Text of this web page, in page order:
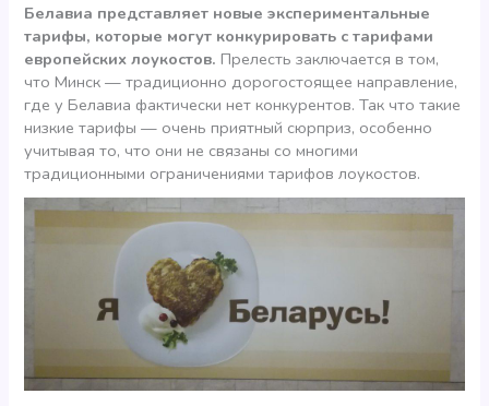
Белавиа представляет новые экспериментальные
тарифы, которые могут конкурировать с тарифами
европейских лоукостов. Прелесть заключается в том,
что Минск — традиционно дорогостоящее направление,
где у Белавиа фактически нет конкурентов. Так что такие
низкие тарифы — очень приятный сюрприз, особенно
учитывая то, что они не связаны со многими
традиционными ограничениями тарифов лоукостов.